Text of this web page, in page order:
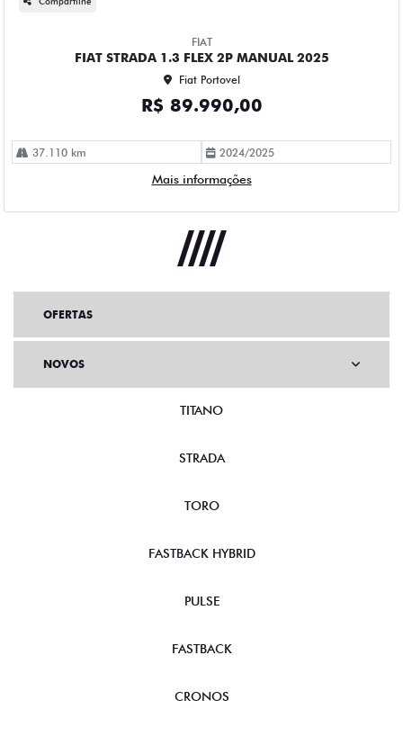
FIAT
FIAT STRADA 1.3 FLEX 2P MANUAL 2025
Fiat Portovel
R$ 89.990,00
37.110 km 2024/2025
Mais informações
OFERTAS
NOVOS
TITANO
STRADA
TORO
FASTBACK HYBRID
PULSE
FASTBACK
CRONOS